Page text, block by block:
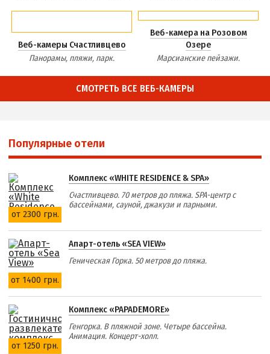
Веб-камеры Счастливцево
Панорамы, пляжи, парк.
Веб-камера на Розовом
Озере
Марсианские пейзажи.
СМОТРЕТЬ ВСЕ ВЕБ-КАМЕРЫ
Популярные отели
от 2300 грн.
Комплекс «WHITE RESIDENCE & SPA»
Счастливцево. 70 метров до пляжа. SPA-центр с
бассейнами, сауной, джакузи и парными.
от 1400 грн.
Апарт-отель «SEA VIEW»
Геническая Горка. 50 метров до пляжа.
от 1250 грн.
Комплекс «PAPADEMORE»
Генгорка. В пляжной зоне. Четыре бассейна.
Анимация. Концерт-холл.